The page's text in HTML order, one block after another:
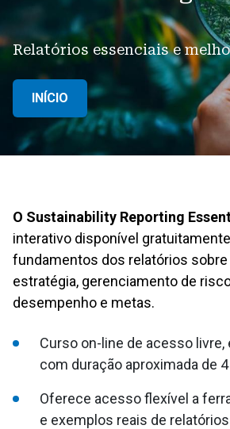
Relatórios essenciais e
INÍCIO
O Sustainability Reporting
interativo disponível
fundamentos dos relatórios sobre
estratégia, gerenciamento de
desempenho e metas.
Curso on-line de acesso
com duração aproximada de
Oferece acesso flexível a
e exemplos reais de